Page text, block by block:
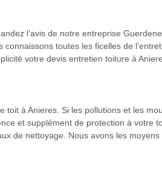
l’avis de notre entreprise
toutes les ficelles de
votre devis entretien toiture à
toit à Anieres. Si les pollutions et les
et supplément de protection à votre
de nettoyage. Nous avons les moyens